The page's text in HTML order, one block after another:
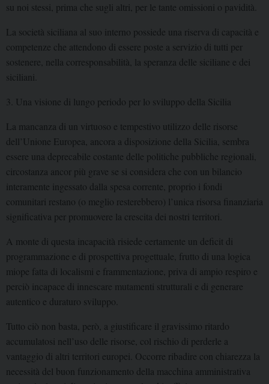
su noi stessi, prima che sugli altri, per le tante omissioni o pavidità.
La società siciliana al suo interno possiede una riserva di capacità e
competenze che attendono di essere poste a servizio di tutti per
sostenere, nella corresponsabilità, la speranza delle siciliane e dei
siciliani.
3. Una visione di lungo periodo per lo sviluppo della Sicilia
La mancanza di un virtuoso e tempestivo utilizzo delle risorse
dell’Unione Europea, ancora a disposizione della Sicilia, sembra
essere una deprecabile costante delle politiche pubbliche regionali,
circostanza ancor più grave se si considera che con un bilancio
interamente ingessato dalla spesa corrente, proprio i fondi
comunitari restano (o meglio resterebbero) l’unica risorsa finanziaria
significativa per promuovere la crescita dei nostri territori.
A monte di questa incapacità risiede certamente un deficit di
programmazione e di prospettiva progettuale, frutto di una logica
miope fatta di localismi e frammentazione, priva di ampio respiro e
perciò incapace di innescare mutamenti strutturali e di generare
autentico e duraturo sviluppo.
Tutto ciò non basta, però, a giustificare il gravissimo ritardo
accumulatosi nell’uso delle risorse, col rischio di perderle a
vantaggio di altri territori europei. Occorre ribadire con chiarezza la
necessità del buon funzionamento della macchina amministrativa